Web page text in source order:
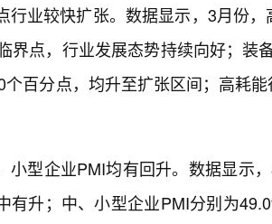
行业较快扩张。数据显示，3月份
界点，行业发展态势持续向好；装
个百分点，均升至扩张区间；高耗
小型企业PMI均有回升。数据显示
有升；中、小型企业PMI分别为